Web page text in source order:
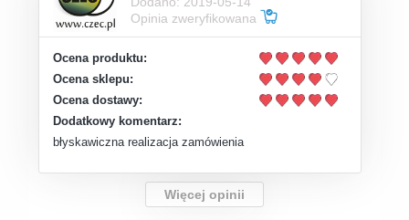
Opinia zweryfikowana
Ocena produktu:
Ocena sklepu:
Ocena dostawy:
Dodatkowy komentarz:
błyskawiczna realizacja zamówienia
Więcej opinii